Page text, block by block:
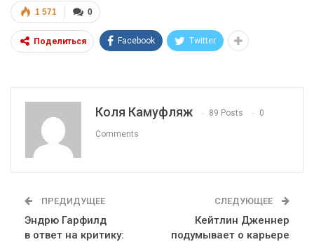
0
1 571
Поделиться Facebook Twitter
Коля Камуфляж 89 Posts 0
Comments
ПРЕДИДУЩЕЕ
Эндрю Гарфилд
в ответ на критику:
СЛЕДУЮЩЕЕ
Кейтлин Дженнер
подумывает о карьере